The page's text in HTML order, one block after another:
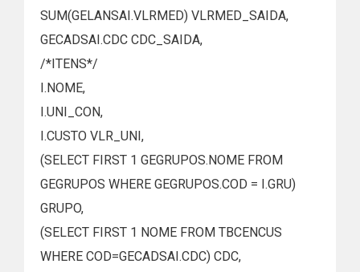
SUM(GELANSAI.VLRMED) VLRMED_SAIDA,
GECADSAI.CDC CDC_SAIDA,
/*ITENS*/
I.NOME,
I.UNI_CON,
I.CUSTO VLR_UNI,
(SELECT FIRST 1 GEGRUPOS.NOME FROM
GEGRUPOS WHERE GEGRUPOS.COD = I.GRU)
GRUPO,
(SELECT FIRST 1 NOME FROM TBCENCUS
WHERE COD=GECADSAI.CDC) CDC,